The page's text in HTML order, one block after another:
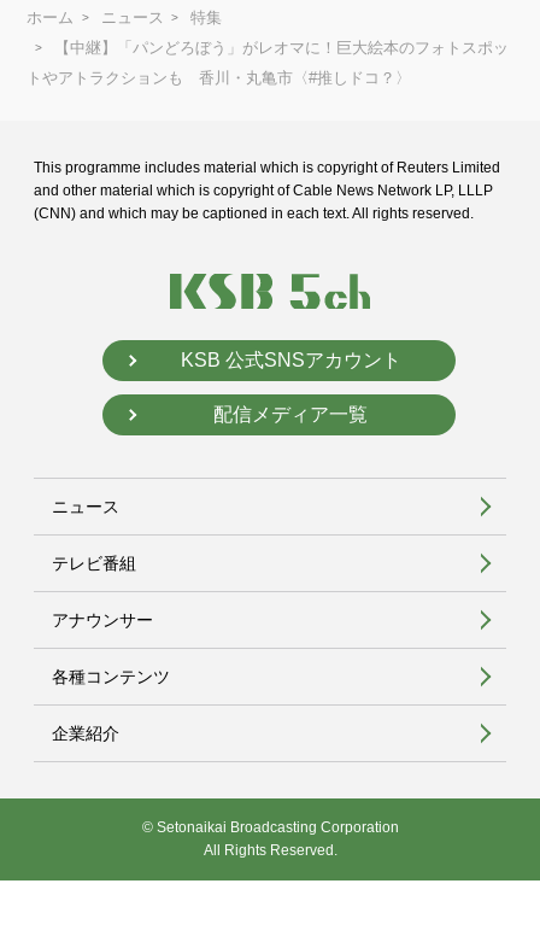
ホーム ニュース
特集
【中継】「パンどろぼう」がレオマに！巨大絵本のフォトスポッ
トやアトラクションも 香川・丸亀市〈#推しドコ？〉
This programme includes material which is copyright of Reuters Limited
and other material which is copyright of Cable News Network LP, LLLP
(CNN) and which may be captioned in each text. All rights reserved.
KSB 公式SNSアカウント
配信メディア一覧
ニュース
テレビ番組
アナウンサー
各種コンテンツ
企業紹介
© Setonaikai Broadcasting Corporation
All Rights Reserved.